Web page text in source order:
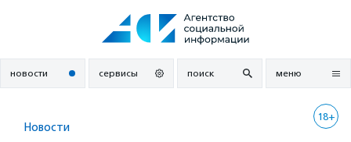
новости сервисы поиск меню
18+
Новости